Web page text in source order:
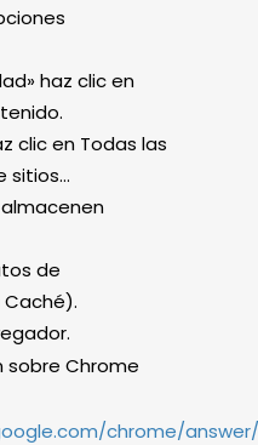
haz clic en
clic en Todas las
sitios…
de
sobre Chrome
chrome/